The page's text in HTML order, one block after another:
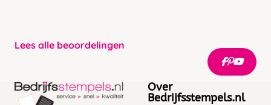
Lees alle beoordelingen
Over
Bedrijfsstempels.nl